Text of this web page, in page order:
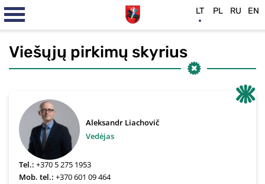
Viešųjų pirkimų skyrius
Aleksandr Liachovič
Vedėjas
Tel.:+370 5 275 1953
Mob. tel.:+370 601 09 464
LT PL RU EN